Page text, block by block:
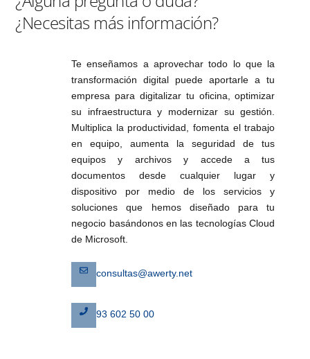
¿Necesitas más información?
Te enseñamos a aprovechar todo lo que la
transformación digital puede aportarle a tu
empresa para digitalizar tu oficina, optimizar
su infraestructura y modernizar su gestión.
Multiplica la productividad, fomenta el trabajo
en equipo, aumenta la seguridad de tus
equipos y archivos y accede a tus
documentos desde cualquier lugar y
dispositivo por medio de los servicios y
soluciones que hemos diseñado para tu
negocio basándonos en las tecnologías Cloud
de Microsoft.
consultas@awerty.net
93 602 50 00